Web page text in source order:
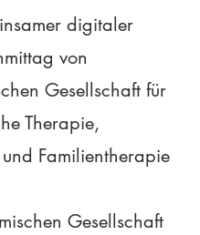
digitaler
von
Gesellschaft für
Therapie,
Familientherapie
Gesellschaft